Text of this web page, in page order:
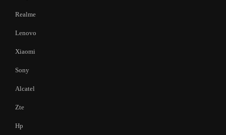
Realme
Lenovo
Xiaomi
Sony
Alcatel
Zte
Hp